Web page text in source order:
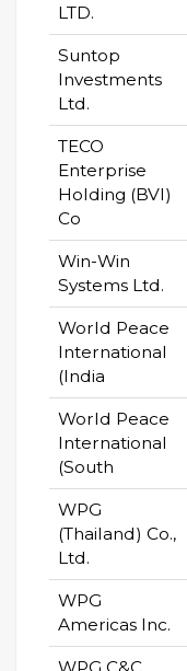
LTD.
Suntop
Investments
Ltd.
TECO
Enterprise
Holding (BVI)
Co
Win-Win
Systems Ltd.
World Peace
International
(India
World Peace
International
(South
WPG
(Thailand) Co.,
Ltd.
WPG
Americas Inc.